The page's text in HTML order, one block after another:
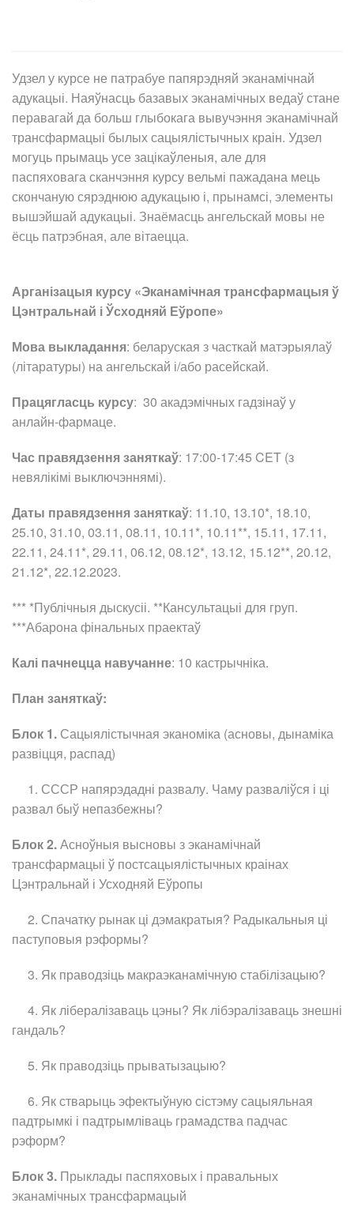
Удзел у курсе не патрабуе папярэдняй эканамічнай
адукацыі. Наяўнасць базавых эканамічных ведаў стане
перавагай да больш глыбокага вывучэння эканамічнай
трансфармацыі былых сацыялістычных краін. Удзел
могуць прымаць усе зацікаўленыя, але для
паспяховага сканчэння курсу вельмі пажадана мець
скончаную сярэднюю адукацыю і, прынамсі, элементы
вышэйшай адукацыі. Знаёмасць ангельскай мовы не
ёсць патрэбная, але вітаецца.
Арганізацыя курсу «Эканамічная трансфармацыя ў
Цэнтральнай і Ўсходняй Еўропе»
Мова выкладання: беларуская з часткай матэрыялаў
(літаратуры) на ангельскай і/або расейскай.
Працягласць курсу: 30 акадэмічных гадзінаў у
анлайн-фармаце.
Час правядзення заняткаў: 17:00-17:45 CET (з
невялікімі выключэннямі).
Даты правядзення заняткаў: 11.10, 13.10*, 18.10,
25.10, 31.10, 03.11, 08.11, 10.11*, 10.11**, 15.11, 17.11,
22.11, 24.11*, 29.11, 06.12, 08.12*, 13.12, 15.12**, 20.12,
21.12*, 22.12.2023.
*** *Публічныя дыскусіі. **Кансультацыі для груп.
***Абарона фінальных праектаў
Калі пачнецца навучанне: 10 кастрычніка.
План заняткаў:
Блок 1. Сацыялістычная эканоміка (асновы, дынаміка
развіцця, распад)
1. СССР напярэдадні развалу. Чаму разваліўся і ці
развал быў непазбежны?
Блок 2.Асноўныя высновы з эканамічнай
трансфармацыі ў постсацыялістычных краінах
Цэнтральнай і Усходняй Еўропы
2. Спачатку рынак ці дэмакратыя? Радыкальныя ці
паступовыя рэформы?
3. Як праводзіць макраэканамічную стабілізацыю?
4. Як лібералізаваць цэны? Як лібэралізаваць знешні
гандаль?
5. Як праводзіць прыватызацыю?
6. Як стварыць эфектыўную сістэму сацыяльная
падтрымкі і падтрымліваць грамадства падчас
рэформ?
Блок 3. Прыклады паспяховых і правальных
эканамічных трансфармацый